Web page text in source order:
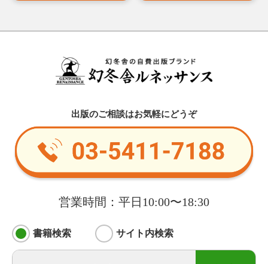
出版のご相談はお気軽にどうぞ
営業時間：平日10:00〜18:30
書籍検索 サイト内検索